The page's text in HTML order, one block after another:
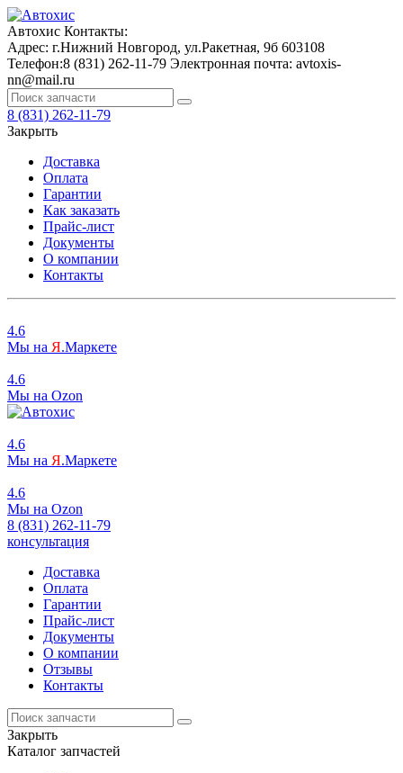
Автохис Контакты:
Адрес: г.Нижний Новгород, ул.Ракетная, 9б 603108
Телефон:8 (831) 262-11-79 Электронная почта: avtoxis-
nn@mail.ru
8 (831) 262-11-79
Закрыть
Доставка
Оплата
Гарантии
Как заказать
Прайс-лист
Документы
О компании
Контакты
4.6
Мы на Я.Маркете
4.6
Мы на Ozon
4.6
Мы на Я.Маркете
4.6
Мы на Ozon
8 (831) 262-11-79
консультация
Доставка
Оплата
Гарантии
Прайс-лист
Документы
О компании
Отзывы
Контакты
Закрыть
Каталог запчастей